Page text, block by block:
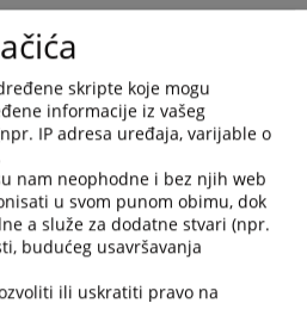
to
interact
with
the
calendar
and
a
date.
Press
the
question
mark
PRAKSA
mogu doći do sudije u postupku?
skripte koje mogu
informacije iz vašeg
IP adresa uređaja, varijable o
nam neophodne i bez njih web
u svom punom obimu, dok
a služe za dodatne stvari (npr.
budućeg usavršavanja
ili uskratiti pravo na